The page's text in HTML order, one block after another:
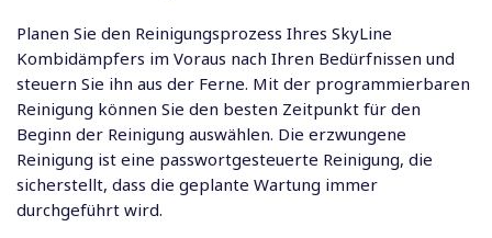
Planen Sie den Reinigungsprozess Ihres SkyLine
Kombidämpfers im Voraus nach Ihren Bedürfnissen und
steuern Sie ihn aus der Ferne. Mit der programmierbaren
Reinigung können Sie den besten Zeitpunkt für den
Beginn der Reinigung auswählen. Die erzwungene
Reinigung ist eine passwortgesteuerte Reinigung, die
sicherstellt, dass die geplante Wartung immer
durchgeführt wird.